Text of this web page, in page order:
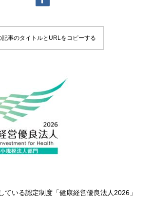
記事のタイトルとURLをコピーする
ている認定制度「健康経営優良法人2026」